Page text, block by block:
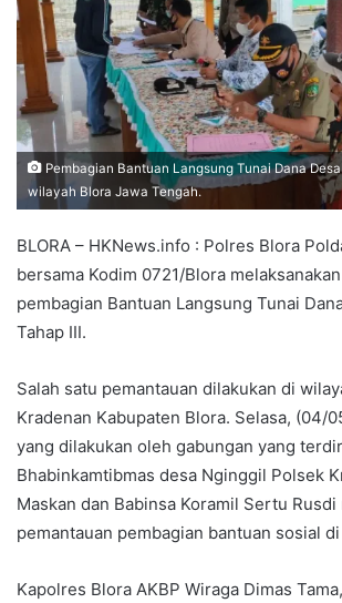
Pembagian Bantuan Langsung Tunai Dana
wilayah Blora Jawa Tengah.
BLORA – HKNews.info : Polres Blora
bersama Kodim 0721/Blora
pembagian Bantuan Langsung Tunai
Tahap III.
Salah satu pemantauan dilakukan di
Kradenan Kabupaten Blora. Selasa, (04/
yang dilakukan oleh gabungan yang
Bhabinkamtibmas desa Nginggil Polsek
Maskan dan Babinsa Koramil Sertu Rusdi
pemantauan pembagian bantuan sosial
Kapolres Blora AKBP Wiraga Dimas